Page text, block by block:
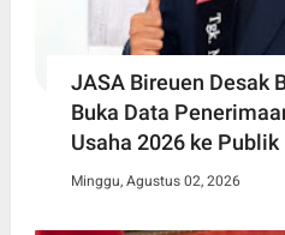
JASA Bireuen Desak
Buka Data
Usaha 2026 ke Publik
Minggu, Agustus 02, 2026